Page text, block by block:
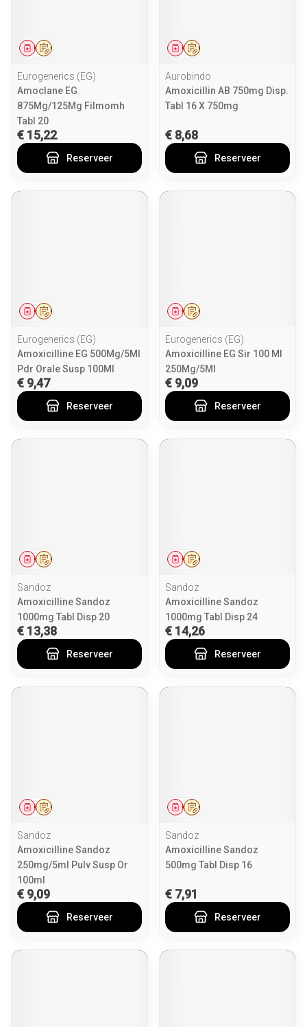
Op voorschrift
Geneesmiddel
Eurogenerics (EG)
Amoclane EG
875Mg/125Mg Filmomh
Tabl 20
€ 15,22
Reserveer
Op voorschrift
Geneesmiddel
Aurobindo
Amoxicillin AB 750mg Disp.
Tabl 16 X 750mg
€ 8,68
Reserveer
Op voorschrift
Geneesmiddel
Eurogenerics (EG)
Amoxicilline EG 500Mg/5Ml
Pdr Orale Susp 100Ml
€ 9,47
Reserveer
Op voorschrift
Geneesmiddel
Eurogenerics (EG)
Amoxicilline EG Sir 100 Ml
250Mg/5Ml
€ 9,09
Reserveer
Op voorschrift
Geneesmiddel
Sandoz
Amoxicilline Sandoz
1000mg Tabl Disp 20
€ 13,38
Reserveer
Op voorschrift
Geneesmiddel
Sandoz
Amoxicilline Sandoz
1000mg Tabl Disp 24
€ 14,26
Reserveer
Op voorschrift
Geneesmiddel
Sandoz
Amoxicilline Sandoz
250mg/5ml Pulv Susp Or
100ml
€ 9,09
Reserveer
Op voorschrift
Geneesmiddel
Sandoz
Amoxicilline Sandoz
500mg Tabl Disp 16
€ 7,91
Reserveer